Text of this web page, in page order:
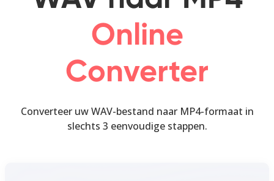
Online
Converter
Converteer uw WAV-bestand naar MP4-formaat in
slechts 3 eenvoudige stappen.